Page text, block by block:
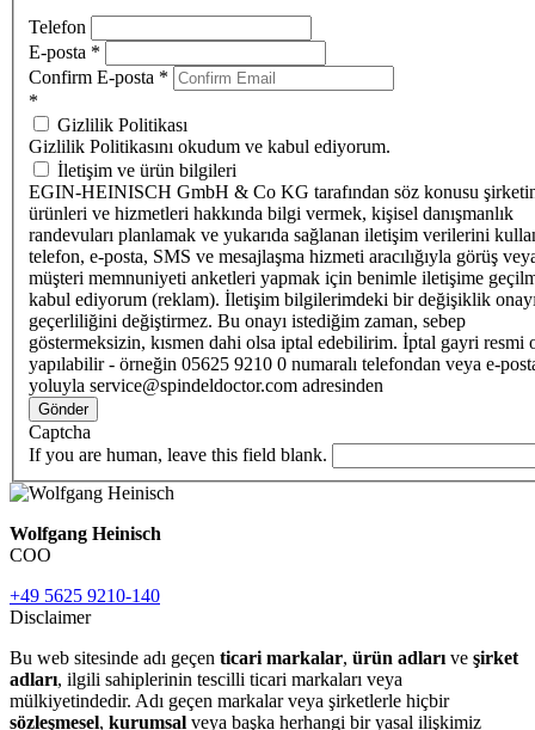
Telefon
E-posta *
Confirm E-posta *
*
Gizlilik Politikası
Gizlilik Politikasını okudum ve kabul ediyorum.
İletişim ve ürün bilgileri
EGIN-HEINISCH GmbH & Co KG tarafından söz konusu
ürünleri ve hizmetleri hakkında bilgi vermek, kişisel danışmanlık
randevuları planlamak ve yukarıda sağlanan iletişim verilerini
telefon, e-posta, SMS ve mesajlaşma hizmeti aracılığıyla görüş
müşteri memnuniyeti anketleri yapmak için benimle iletişime
kabul ediyorum (reklam). İletişim bilgilerimdeki bir değişiklik
geçerliliğini değiştirmez. Bu onayı istediğim zaman, sebep
göstermeksizin, kısmen dahi olsa iptal edebilirim. İptal gayri resmi
yapılabilir - örneğin 05625 9210 0 numaralı telefondan veya e-
yoluyla service@spindeldoctor.com adresinden
Gönder
Captcha
If you are human, leave this field blank.
Wolfgang Heinisch
COO
+49 5625 9210-140
Disclaimer
Bu web sitesinde adı geçen ticari markalar, ürün adları ve şirket
adları, ilgili sahiplerinin tescilli ticari markaları veya
mülkiyetindedir. Adı geçen markalar veya şirketlerle hiçbir
sözleşmesel, kurumsal veya başka herhangi bir yasal ilişkimiz